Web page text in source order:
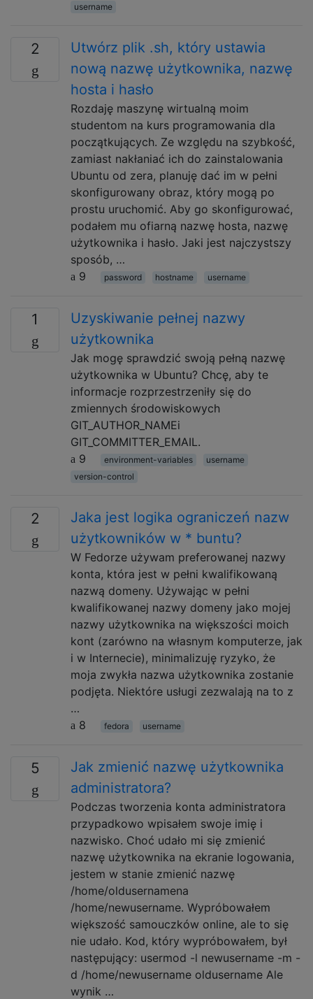
username
2
Utwórz plik .sh, który ustawia
nową nazwę użytkownika, nazwę
hosta i hasło
Rozdaję maszynę wirtualną moim
studentom na kurs programowania dla
początkujących. Ze względu na szybkość,
zamiast nakłaniać ich do zainstalowania
Ubuntu od zera, planuję dać im w pełni
skonfigurowany obraz, który mogą po
prostu uruchomić. Aby go skonfigurować,
podałem mu ofiarną nazwę hosta, nazwę
użytkownika i hasło. Jaki jest najczystszy
sposób, …
9
password hostname username
1
Uzyskiwanie pełnej nazwy
użytkownika
Jak mogę sprawdzić swoją pełną nazwę
użytkownika w Ubuntu? Chcę, aby te
informacje rozprzestrzeniły się do
zmiennych środowiskowych
GIT_AUTHOR_NAMEi
GIT_COMMITTER_EMAIL.
9
environment-variables
username
version-control
2
Jaka jest logika ograniczeń nazw
użytkowników w * buntu?
W Fedorze używam preferowanej nazwy
konta, która jest w pełni kwalifikowaną
nazwą domeny. Używając w pełni
kwalifikowanej nazwy domeny jako mojej
nazwy użytkownika na większości moich
kont (zarówno na własnym komputerze, jak
i w Internecie), minimalizuję ryzyko, że
moja zwykła nazwa użytkownika zostanie
podjęta. Niektóre usługi zezwalają na to z
…
8
fedora username
5
Jak zmienić nazwę użytkownika
administratora?
Podczas tworzenia konta administratora
przypadkowo wpisałem swoje imię i
nazwisko. Choć udało mi się zmienić
nazwę użytkownika na ekranie logowania,
jestem w stanie zmienić nazwę
/home/oldusernamena
/home/newusername. Wypróbowałem
większość samouczków online, ale to się
nie udało. Kod, który wypróbowałem, był
następujący: usermod -l newusername -m -
d /home/newusername oldusername Ale
wynik …